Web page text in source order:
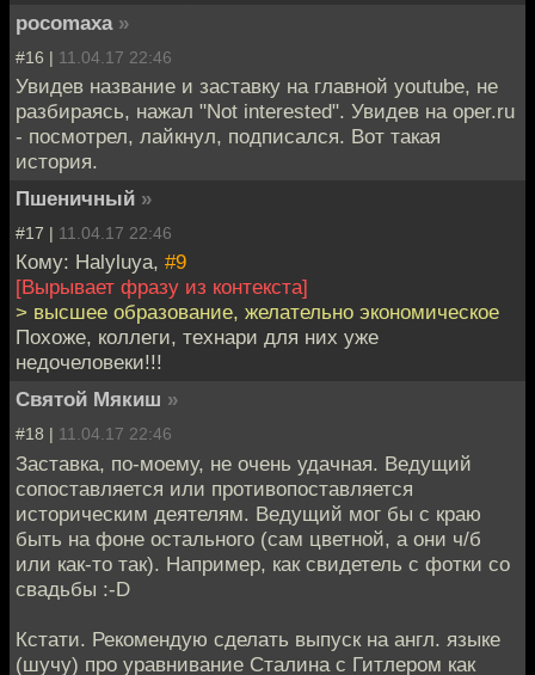
pocomaxa »
#16 | 11.04.17 22:46
Увидев название и заставку на главной youtube, не
разбираясь, нажал "Not interested". Увидев на oper.ru
- посмотрел, лайкнул, подписался. Вот такая
история.
Пшеничный »
#17 | 11.04.17 22:46
Кому: Halyluya, #9
[Вырывает фразу из контекста]
> высшее образование, желательно экономическое
Похоже, коллеги, технари для них уже
недочеловеки!!!
Святой Мякиш »
#18 | 11.04.17 22:46
Заставка, по-моему, не очень удачная. Ведущий
сопоставляется или противопоставляется
историческим деятелям. Ведущий мог бы с краю
быть на фоне остального (сам цветной, а они ч/б
или как-то так). Например, как свидетель с фотки со
свадьбы :-D
Кстати. Рекомендую сделать выпуск на англ. языке
(шучу) про уравнивание Сталина с Гитлером как